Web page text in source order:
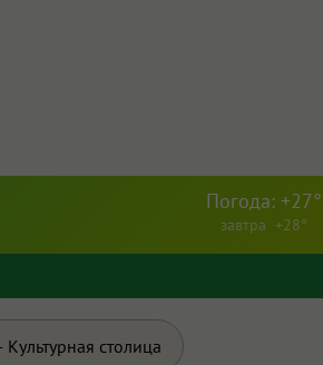
Погода: +27°
завтра +28°
столица